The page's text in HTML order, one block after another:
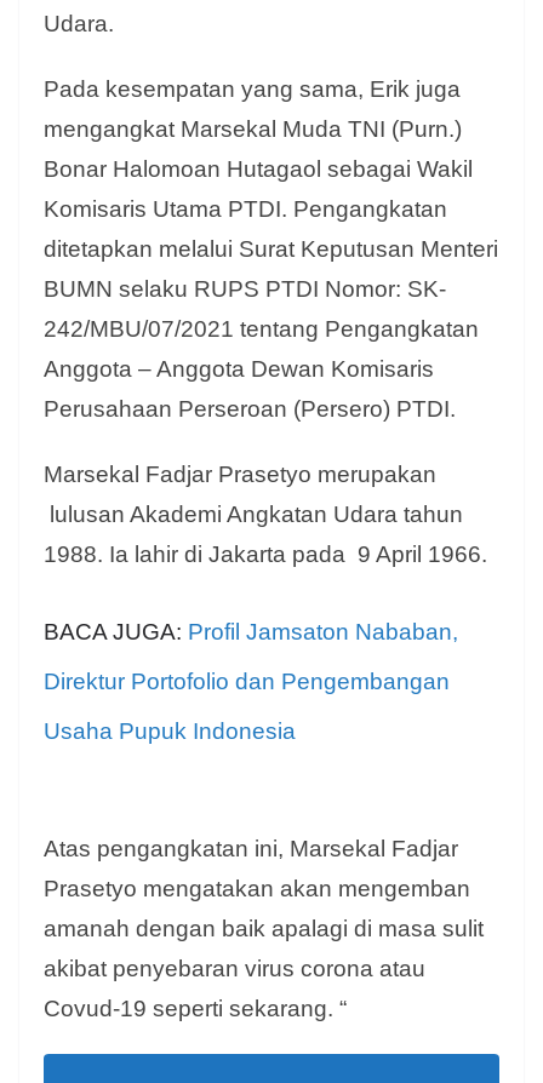
Udara.
Pada kesempatan yang sama, Erik juga
mengangkat Marsekal Muda TNI (Purn.)
Bonar Halomoan Hutagaol sebagai Wakil
Komisaris Utama PTDI. Pengangkatan
ditetapkan melalui Surat Keputusan Menteri
BUMN selaku RUPS PTDI Nomor: SK-
242/MBU/07/2021 tentang Pengangkatan
Anggota – Anggota Dewan Komisaris
Perusahaan Perseroan (Persero) PTDI.
Marsekal Fadjar Prasetyo merupakan
lulusan Akademi Angkatan Udara tahun
1988. Ia lahir di Jakarta pada 9 April 1966.
BACA JUGA: Profil Jamsaton Nababan,
Direktur Portofolio dan Pengembangan
Usaha Pupuk Indonesia
Atas pengangkatan ini, Marsekal Fadjar
Prasetyo mengatakan akan mengemban
amanah dengan baik apalagi di masa sulit
akibat penyebaran virus corona atau
Covud-19 seperti sekarang. “